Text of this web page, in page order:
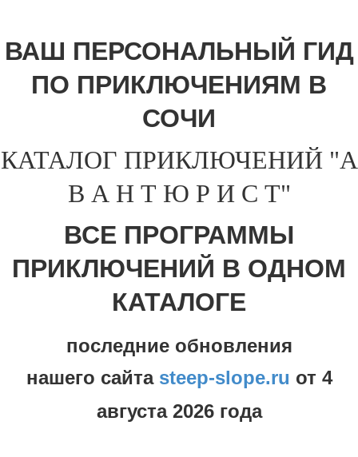
ВАШ ПЕРСОНАЛЬНЫЙ ГИД
ПО ПРИКЛЮЧЕНИЯМ В
СОЧИ
КАТАЛОГ ПРИКЛЮЧЕНИЙ "А
В А Н Т Ю Р И С Т"
ВСЕ ПРОГРАММЫ
ПРИКЛЮЧЕНИЙ В ОДНОМ
КАТАЛОГЕ
последние обновления
нашего сайта steep-slope.ru от 4
августа 2026 года